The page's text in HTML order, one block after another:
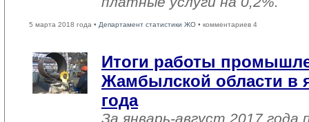
5 марта 2018 года • Департамент статистики ЖО • комментариев 4
Итоги работы
Жамбылской области в
года
За январь-август 2017